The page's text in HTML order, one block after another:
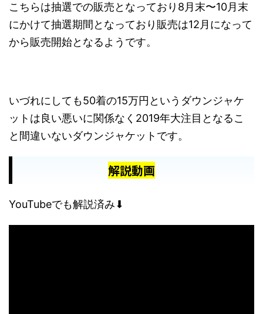
こちらは抽選での販売となっており8月末〜10月末
にかけて抽選期間となっており販売は12月になって
から販売開始となるようです。
いづれにしても50着の15万円というダウンジャケ
ットは良い悪いに関係なく2019年大注目となるこ
と間違いないダウンジャケットです。
解説動画
YouTubeでも解説済み⬇︎